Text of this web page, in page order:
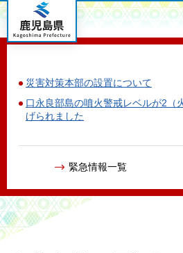
鹿児島県
災害対策本部の設置について
口永良部島の噴火警戒レベルが2（
げられました
緊急情報一覧